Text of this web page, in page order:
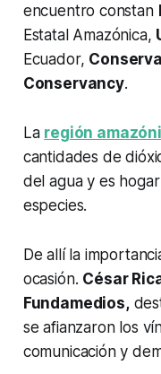
encuentro constan
Estatal Amazónica,
Ecuador,
Conservancy.
La región
cantidades de
del agua y es
especies.
De allí la
ocasión. César
Fundamedios,
se afianzaron los
comunicación y